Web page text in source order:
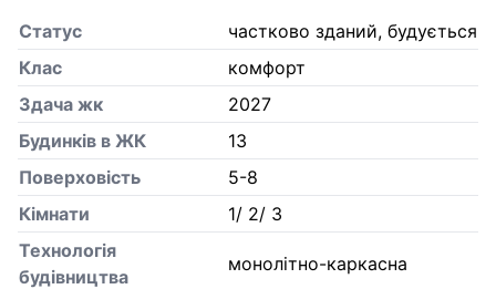
Статус
частково зданий, будується
Клас
комфорт
Здача жк
2027
Будинків в ЖК
13
Поверховість
5-8
Кiмнати
1/ 2/ 3
Технологія
будівництва
монолітно-каркасна